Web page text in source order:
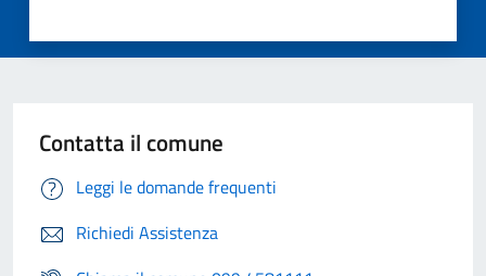
Contatta il comune
Leggi le domande frequenti
Richiedi Assistenza